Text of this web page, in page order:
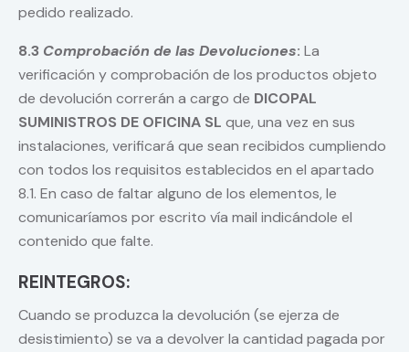
pedido realizado.
8.3 Comprobación de las Devoluciones: La
verificación y comprobación de los productos objeto
de devolución correrán a cargo de DICOPAL
SUMINISTROS DE OFICINA SL que, una vez en sus
instalaciones, verificará que sean recibidos cumpliendo
con todos los requisitos establecidos en el apartado
8.1. En caso de faltar alguno de los elementos, le
comunicaríamos por escrito vía mail indicándole el
contenido que falte.
REINTEGROS:
Cuando se produzca la devolución (se ejerza de
desistimiento) se va a devolver la cantidad pagada por